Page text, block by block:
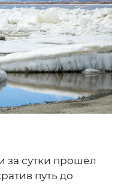
за сутки прошел
путь до